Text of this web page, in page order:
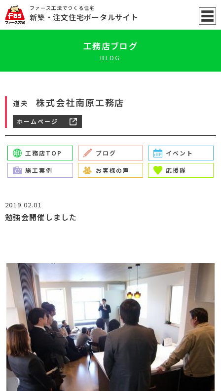
ファース工法でつくる住宅
新築 ・注文住宅ポータルサイト
工務店ブログ
BLOG
道央 株式会社南原工務店
ホームページ
工務店TOP ブログ イベント
施工実例 お客様の声 応援隊
2019.02.01
勉強会開催しました